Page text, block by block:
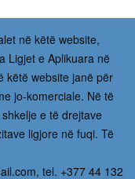
në këtë website,
Ligjet e Aplikuara në
këtë website janë për
jo-komerciale. Në të
e të drejtave
ligjore në fuqi. Të
, tel. +377 44 132